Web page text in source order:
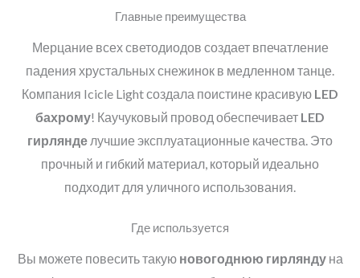
Главные преимущества
Мерцание всех светодиодов создает впечатление
падения хрустальных снежинок в медленном танце.
Компания Icicle Light создала поистине красивую LED
бахрому! Каучуковый провод обеспечивает LED
гирлянде лучшие эксплуатационные качества. Это
прочный и гибкий материал, который идеально
подходит для уличного использования.
Где используется
Вы можете повесить такую новогоднюю гирляндуна